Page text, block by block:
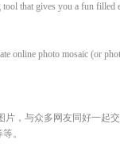
that gives you a fun filled
online photo mosaic (or
片，与众多网友同好一起
。